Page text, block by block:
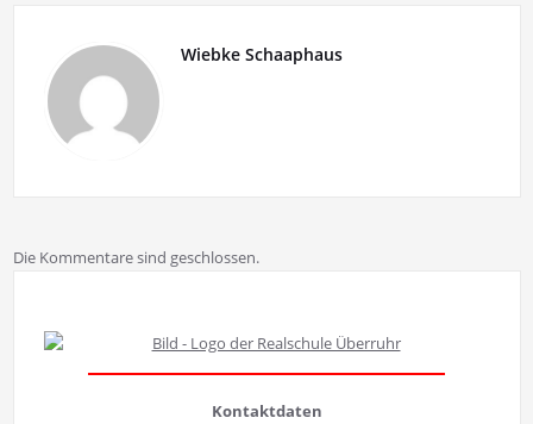
Wiebke Schaaphaus
Die Kommentare sind geschlossen.
Kontaktdaten